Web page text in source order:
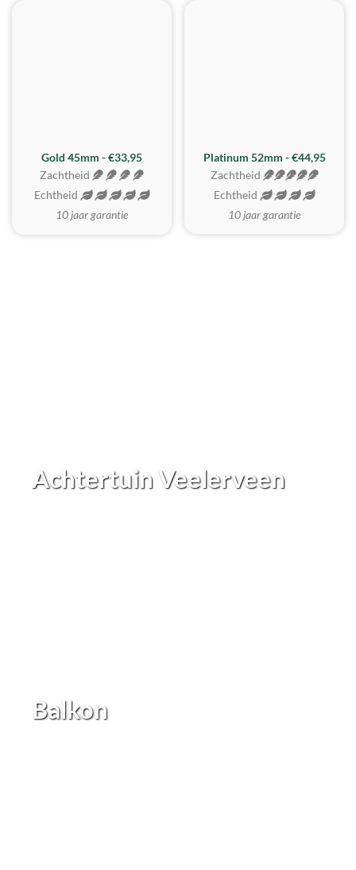
REALISTISCH
Gold 45mm - €33,95
Zachtheid
Echtheid
10 jaar garantie
ZACHTSTE
Platinum 52mm - €44,95
Zachtheid
Echtheid
10 jaar garantie
Achtertuin Veelerveen
Balkon